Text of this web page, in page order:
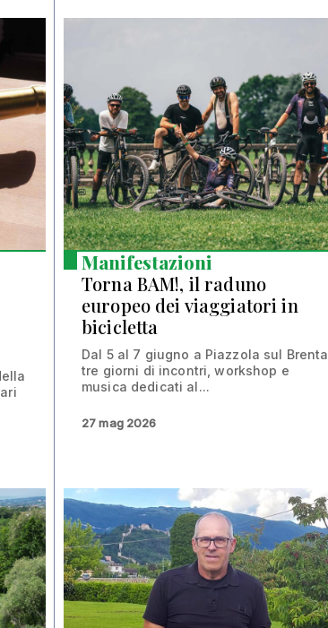
Manifestazioni
Torna BAM!, il raduno
europeo dei viaggiatori in
bicicletta
Dal 5 al 7 giugno a Piazzola sul Brenta,
tre giorni di incontri, workshop e
musica dedicati al...
27 mag 2026